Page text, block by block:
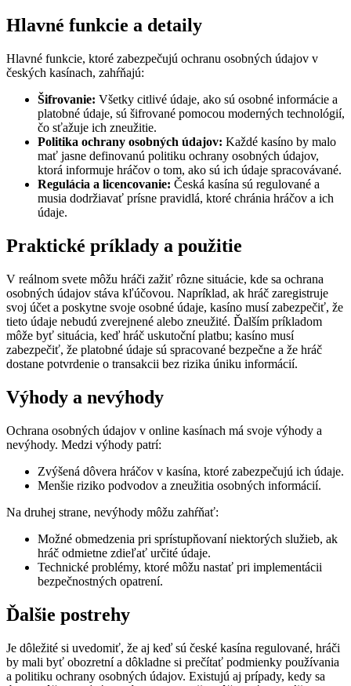
Hlavné funkcie a detaily
Hlavné funkcie, ktoré zabezpečujú ochranu osobných údajov v
českých kasínach, zahŕňajú:
Šifrovanie: Všetky citlivé údaje, ako sú osobné informácie a
platobné údaje, sú šifrované pomocou moderných technológií,
čo sťažuje ich zneužitie.
Politika ochrany osobných údajov: Každé kasíno by malo
mať jasne definovanú politiku ochrany osobných údajov,
ktorá informuje hráčov o tom, ako sú ich údaje spracovávané.
Regulácia a licencovanie: Česká kasína sú regulované a
musia dodržiavať prísne pravidlá, ktoré chránia hráčov a ich
údaje.
Praktické príklady a použitie
V reálnom svete môžu hráči zažiť rôzne situácie, kde sa ochrana
osobných údajov stáva kľúčovou. Napríklad, ak hráč zaregistruje
svoj účet a poskytne svoje osobné údaje, kasíno musí zabezpečiť, že
tieto údaje nebudú zverejnené alebo zneužité. Ďalším príkladom
môže byť situácia, keď hráč uskutoční platbu; kasíno musí
zabezpečiť, že platobné údaje sú spracované bezpečne a že hráč
dostane potvrdenie o transakcii bez rizika úniku informácií.
Výhody a nevýhody
Ochrana osobných údajov v online kasínach má svoje výhody a
nevýhody. Medzi výhody patrí:
Zvýšená dôvera hráčov v kasína, ktoré zabezpečujú ich údaje.
Menšie riziko podvodov a zneužitia osobných informácií.
Na druhej strane, nevýhody môžu zahŕňať:
Možné obmedzenia pri sprístupňovaní niektorých služieb, ak
hráč odmietne zdieľať určité údaje.
Technické problémy, ktoré môžu nastať pri implementácii
bezpečnostných opatrení.
Ďalšie postrehy
Je dôležité si uvedomiť, že aj keď sú české kasína regulované, hráči
by mali byť obozretní a dôkladne si prečítať podmienky používania
a politiku ochrany osobných údajov. Existujú aj prípady, kedy sa